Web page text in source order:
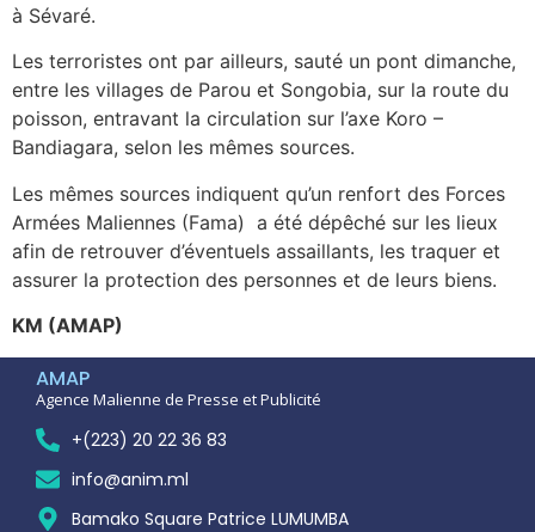
à Sévaré.
Les terroristes ont par ailleurs, sauté un pont dimanche,
entre les villages de Parou et Songobia, sur la route du
poisson, entravant la circulation sur l’axe Koro –
Bandiagara, selon les mêmes sources.
Les mêmes sources indiquent qu’un renfort des Forces
Armées Maliennes (Fama) a été dépêché sur les lieux
afin de retrouver d’éventuels assaillants, les traquer et
assurer la protection des personnes et de leurs biens.
KM (AMAP)
AMAP
Agence Malienne de Presse et Publicité
+(223) 20 22 36 83
info@anim.ml
Bamako Square Patrice LUMUMBA